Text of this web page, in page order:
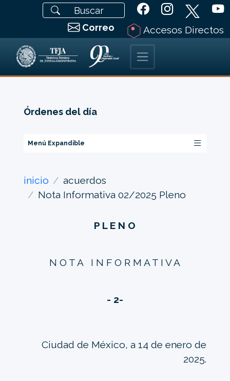
Correo Accesos Directos
Órdenes del día
Menú Expandible
inicio
acuerdos
Nota Informativa 02/2025 Pleno
P L E N O
N O T A I N F O R M A T I V A
- 2-
Ciudad de México, a 14 de enero de
2025.